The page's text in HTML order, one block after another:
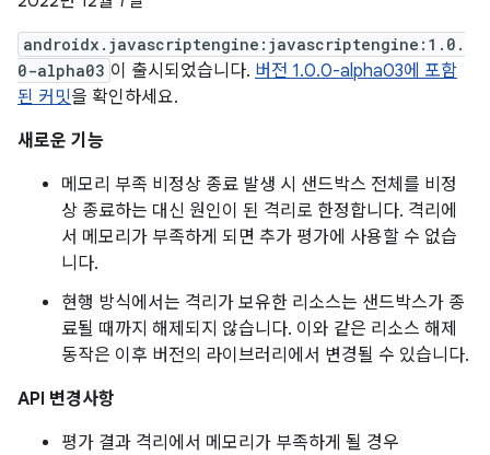
androidx.javascriptengine:javascriptengine:1.0.
0-alpha03 이 출시되었습니다. 버전 1.0.0-alpha03에 포함
된 커밋을 확인하세요.
새로운 기능
메모리 부족 비정상 종료 발생 시 샌드박스 전체를 비정
상 종료하는 대신 원인이 된 격리로 한정합니다. 격리에
서 메모리가 부족하게 되면 추가 평가에 사용할 수 없습
니다.
현행 방식에서는 격리가 보유한 리소스는 샌드박스가 종
료될 때까지 해제되지 않습니다. 이와 같은 리소스 해제
동작은 이후 버전의 라이브러리에서 변경될 수 있습니다.
API 변경사항
평가 결과 격리에서 메모리가 부족하게 될 경우